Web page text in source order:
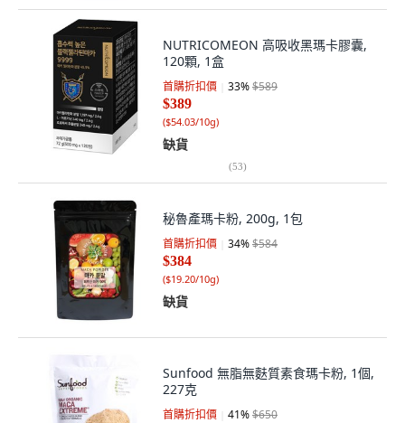
NUTRICOMEON 高吸收黑瑪卡膠囊,
120顆, 1盒
首購折扣價 33%$589
$389
($54.03/10g)
缺貨
(53)
秘魯產瑪卡粉, 200g, 1包
首購折扣價 34%$584
$384
($19.20/10g)
缺貨
Sunfood 無脂無麩質素食瑪卡粉, 1個,
227克
首購折扣價 41%$650